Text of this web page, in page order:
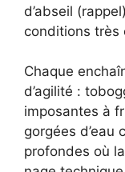
d’abseil
conditions très
Chaque
d’agilité :
imposantes à
gorgées d’eau
profondes où